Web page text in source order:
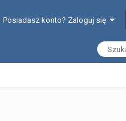
Posiadasz konto? Zaloguj się